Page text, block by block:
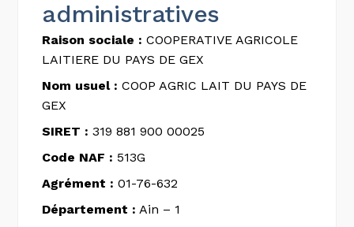
administratives
Raison sociale : COOPERATIVE AGRICOLE
LAITIERE DU PAYS DE GEX
Nom usuel : COOP AGRIC LAIT DU PAYS DE
GEX
SIRET : 319 881 900 00025
Code NAF : 513G
Agrément : 01-76-632
Département : Ain – 1